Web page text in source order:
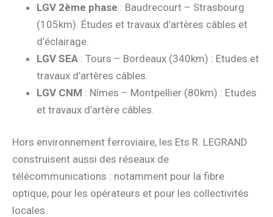
LGV 2ème phase : Baudrecourt – Strasbourg
(105km). Études et travaux d’artères câbles et
d’éclairage.
LGV SEA : Tours – Bordeaux (340km) : Etudes et
travaux d’artères câbles.
LGV CNM : Nîmes – Montpellier (80km) : Etudes
et travaux d’artère câbles.
Hors environnement ferroviaire, les Ets R. LEGRAND
construisent aussi des réseaux de
télécommunications : notamment pour la fibre
optique, pour les opérateurs et pour les collectivités
locales.